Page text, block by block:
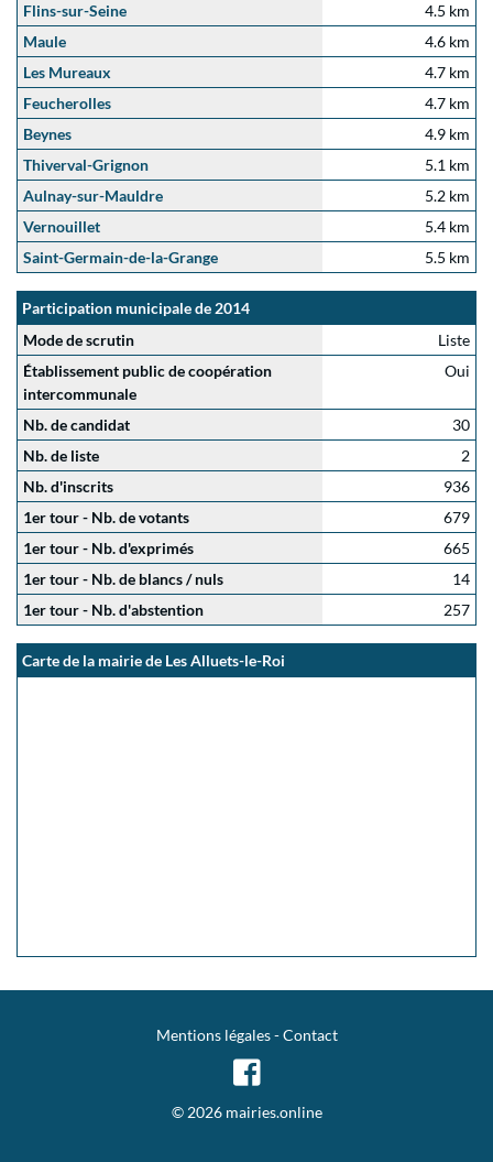
Flins-sur-Seine
4.5 km
Maule
4.6 km
Les Mureaux
4.7 km
Feucherolles
4.7 km
Beynes
4.9 km
Thiverval-Grignon
5.1 km
Aulnay-sur-Mauldre
5.2 km
Vernouillet
5.4 km
Saint-Germain-de-la-Grange
5.5 km
Participation municipale de 2014
Mode de scrutin
Liste
Établissement public de coopération
intercommunale
Oui
Nb. de candidat
30
Nb. de liste
2
Nb. d'inscrits
936
1er tour - Nb. de votants
679
1er tour - Nb. d'exprimés
665
1er tour - Nb. de blancs / nuls
14
1er tour - Nb. d'abstention
257
Carte de la mairie de Les Alluets-le-Roi
Mentions légales-Contact
© 2026 mairies.online